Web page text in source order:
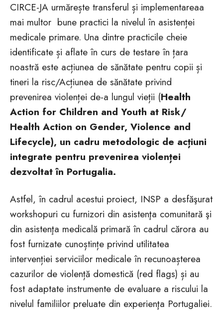
CIRCE-JA urmărește transferul și implementareaa
mai multor bune practici la nivelul în asistenței
medicale primare. Una dintre practicile cheie
identificate și aflate în curs de testare în țara
noastră este acțiunea de sănătate pentru copii și
tineri la risc/Acțiunea de sănătate privind
prevenirea violenței de-a lungul vieții (Health
Action for Children and Youth at Risk/
Health Action on Gender, Violence and
Lifecycle), un cadru metodologic de acțiuni
integrate pentru prevenirea violenței
dezvoltat în Portugalia.
Astfel, în cadrul acestui proiect, INSP a desfăşurat
workshopuri cu furnizori din asistenţa comunitară şi
din asistenţa medicală primară în cadrul cărora au
fost furnizate cunoștințe privind utilitatea
intervenției serviciilor medicale în recunoașterea
cazurilor de violență domestică (red flags) și au
fost adaptate instrumente de evaluare a riscului la
nivelul familiilor preluate din experienţa Portugaliei.